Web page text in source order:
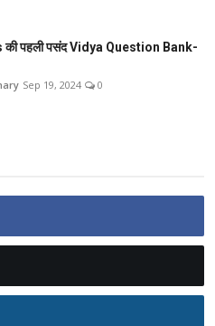
पहली पसंद Vidya Question Bank-
Sep 19, 2024 0